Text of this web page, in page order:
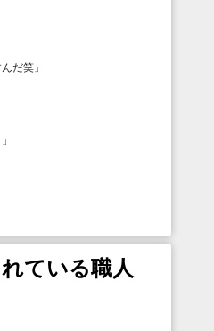
だ笑 」
」
ている職人